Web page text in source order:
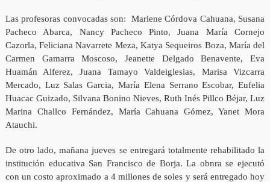
Las profesoras convocadas son: Marlene Córdova Cahuana, Susana
Pacheco Abarca, Nancy Pacheco Pinto, Juana María Cornejo
Cazorla, Feliciana Navarrete Meza, Katya Sequeiros Boza, María del
Carmen Gamarra Moscoso, Jeanette Delgado Benavente, Eva
Huamán Alferez, Juana Tamayo Valdeiglesias, Marisa Vizcarra
Mercado, Luz Salas Garcia, María Elena Serrano Escobar, Eufelia
Huacac Guizado, Silvana Bonino Nieves, Ruth Inés Pillco Béjar, Luz
Marina Challco Fernández, María Cahuana Gómez, Yanet Mora
Atauchi.
De otro lado, mañana jueves se entregará totalmente rehabilitado la
institución educativa San Francisco de Borja. La obnra se ejecutó
con un costo aproximado a 4 millones de soles y será entregado hoy